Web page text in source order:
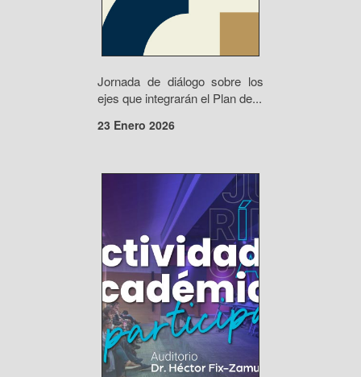
Jornada de diálogo sobre los
ejes que integrarán el Plan de...
23 Enero 2026